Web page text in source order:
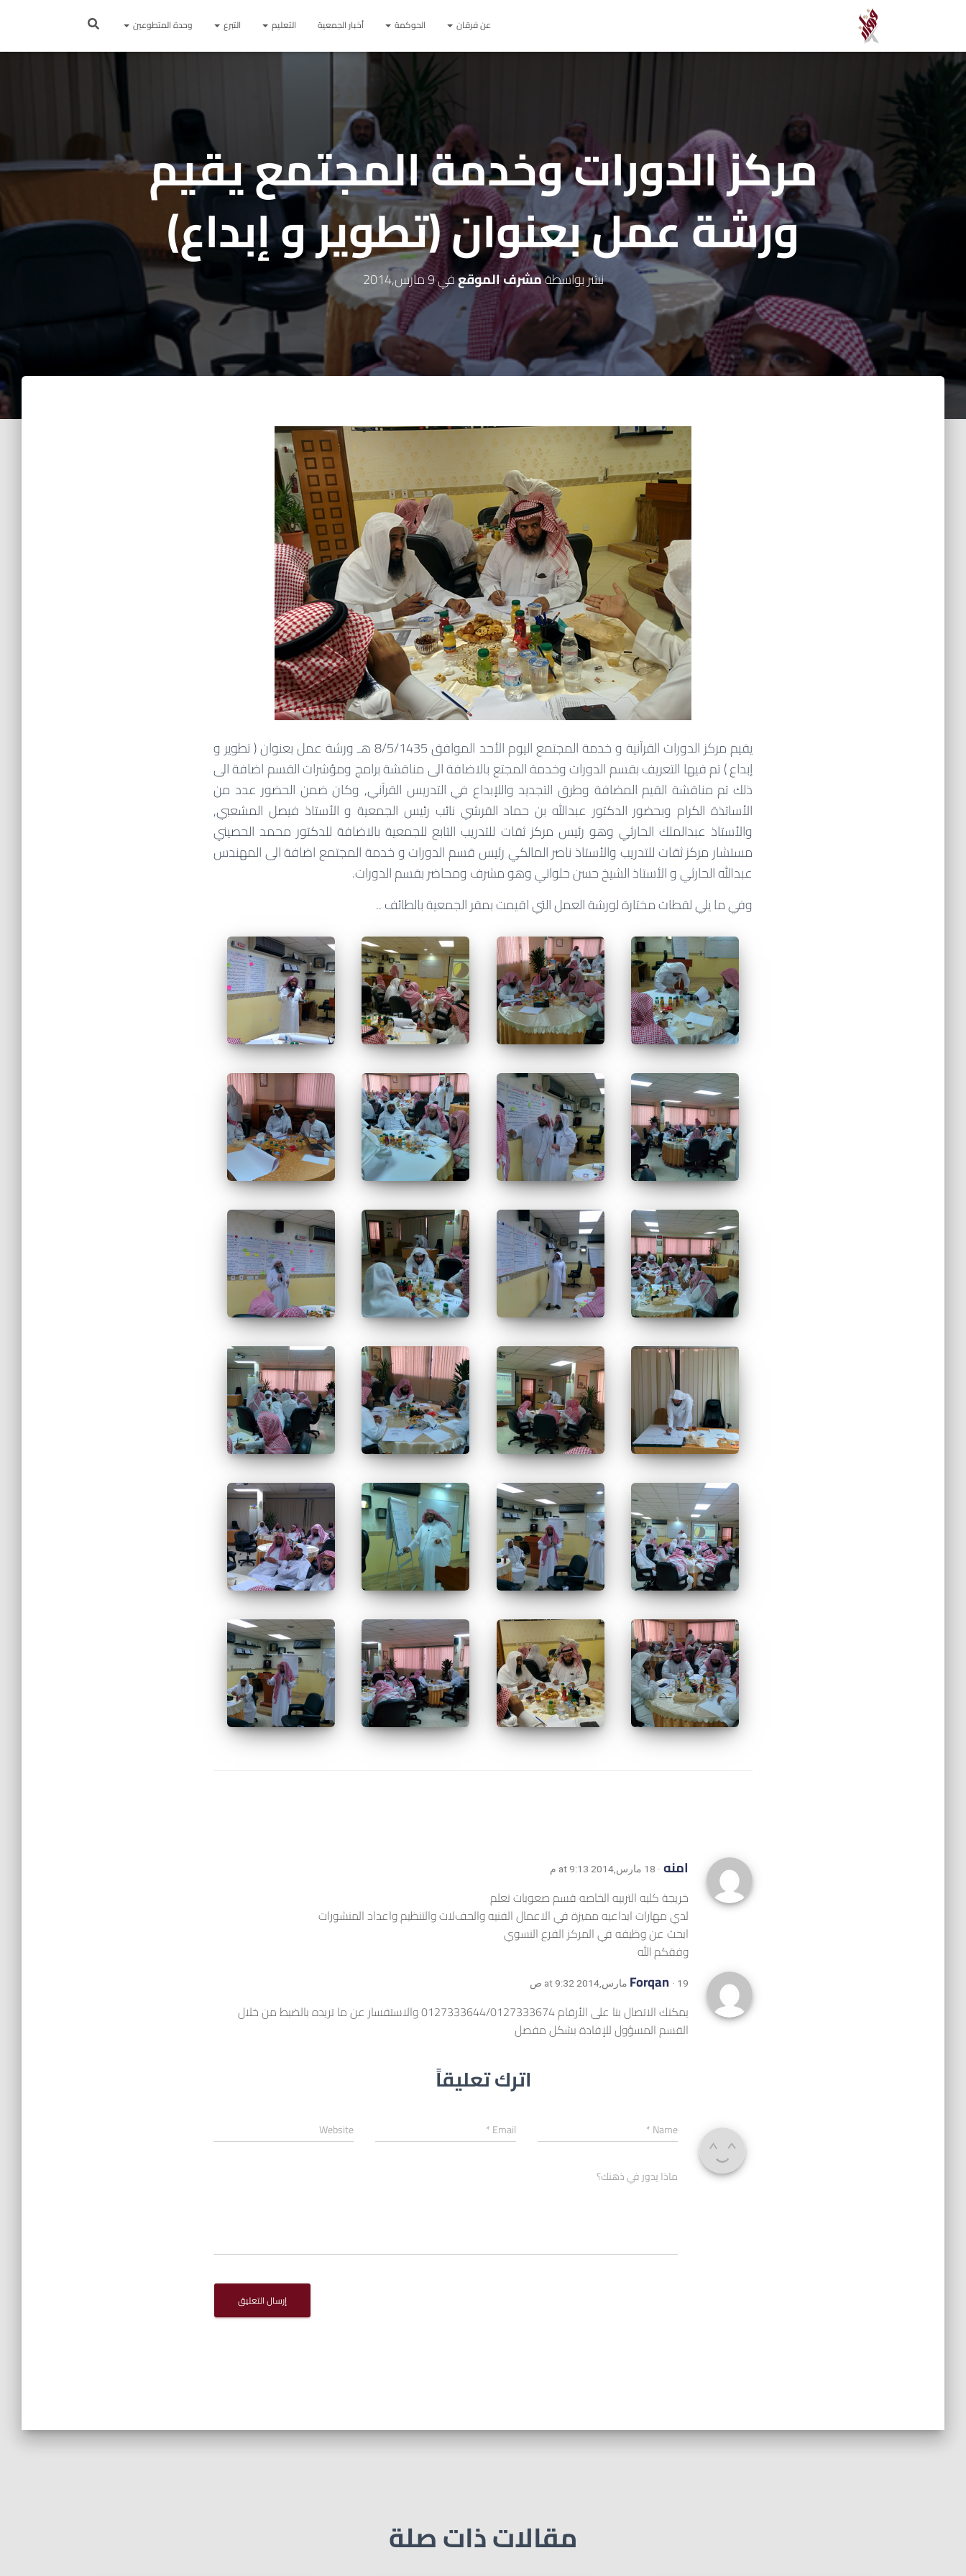
عن فرقان الحوكمة أخبار الجمعية التعليم التبرع وحدة المتطوعين
مركز الدورات وخدمة المجتمع يقيم
ورشة عمل بعنوان (تطوير و إبداع)
نشر بواسطةمشرف الموقعفي9 مارس,2014
يقيم مركز الدورات القرآنية و خدمة المجتمع اليوم الأحد الموافق 8/5/1435 هـ ورشة عمل بعنوان ( تطوير و
إبداع ) تم فيها التعريف بقسم الدورات وخدمة المجتع بالاضافة الى مناقشة برامج ومؤشرات القسم اضافة الى
ذلك تم مناقشة القيم المضافة وطرق التجديد واللإبداع في التدريس القرآني, وكان ضمن الحضور عدد من
الأساتذة الكرام وبحضور الدكتور عبدالله بن حماد القرشي نائب رئيس الجمعية و الأستاذ فيصل المشعبي,
والأستاذ عبدالملك الحارثي وهو رئيس مركز ثقات للتدريب التابع للجمعية بالاضافة للدكتور محمد الحصيني
مستشار مركز ثقات للتدريب والأستاذ ناصر المالكي رئيس قسم الدورات و خدمة المجتمع اضافة الى المهندس
عبدالله الحارثي و الأستاذ الشيخ حسن حلواتي وهو مشرف ومحاضر بقسم الدورات.
وفي ما يلي لقطات مختارة لورشة العمل التي اقيمت بمقر الجمعية بالطائف ..
امنه · 18 مارس,2014 at 9:13 م
خريجة كليه التربيه الخاصه قسم صعوبات تعلم
لدي مهارات ابداعيه مميزة في اﻻعمال الفنيه والحفﻻت والتنظيم واعداد المنشورات
ابحث عن وظيفه في المركز الفرع النسوي
وفقكم الله
Forqan · 19 مارس,2014 at 9:32 ص
يمكنك الاتصال بنا على الأرقام 0127333644/0127333674 والاستفسار عن ما تريده بالضبط من خلال
القسم المسؤول للإفادة بشكل مفصل
اترك تعليقاً
Name
*
Email
*
Website
ماذا يدور في ذهنك؟
مقالات ذات صلة